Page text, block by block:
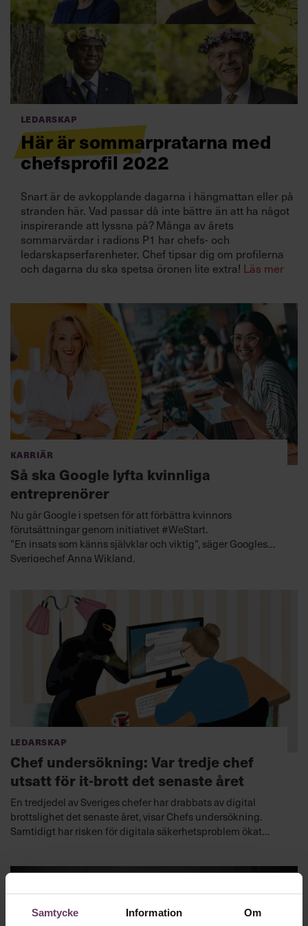
Samtycke Information Om
Logga in
Prenumerera
Villkor och policy för
personuppgiftsbehandling
efter:
Ledarskap
Här är sommarpratarna med
chefsprofil 2022
Snart är de avkopplande dagarna i hängmattan eller på
stranden här. Vad passar då inte bättre än att ha något
inspirerande att lyssna på? Många av årets
sommarvärdar i radions P1 har chefs- och
ledarskapserfarenheter. Chef tipsar dig om profilerna
och dagarna du ska spetsa öronen lite extra! Läs mer
Karriär
Så ska Google lyfta kvinnliga
entreprenörer
Nu går Google i spetsen för att förbättra kvinnors
förutsättningar genom initiativet #WeStart.
”En insats som känns självklar och viktig”, säger Googles
Sverigechef Anna Wikland.
Ledarskap
Chef undersökning: Var tredje chef
utsatt för it-brott det senaste året
En tredjedel av Sveriges chefer har drabbats av digital
brottslighet det senaste året, visar Chefs undersökning.
Samtidigt har risken för digitala säkerhetsproblem ökat